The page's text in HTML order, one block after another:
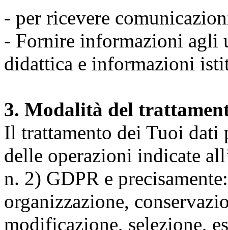
- per ricevere
- Fornire informazioni agli
didattica e informazioni
3. Modalità del
Il trattamento dei Tuoi dati
delle operazioni indicate
n. 2) GDPR e
organizzazione,
modificazione, selezione,